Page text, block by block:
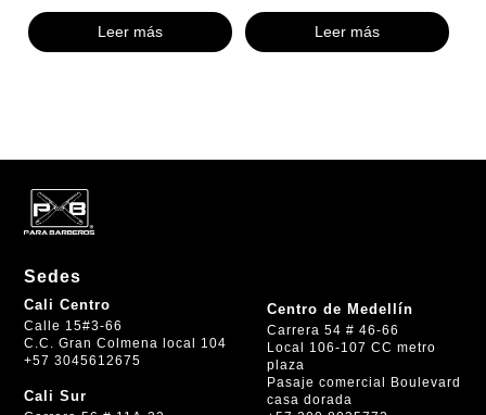
Leer más Leer más
Sedes
Cali Centro
Calle 15#3-66
C.C. Gran Colmena local 104
+57 3045612675
Cali Sur
Centro de Medellín
Carrera 54 # 46-66
Local 106-107 CC metro
plaza
Pasaje comercial Boulevard
casa dorada